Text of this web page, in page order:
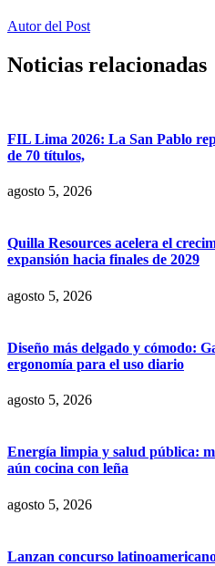
Autor del Post
Noticias relacionadas
FIL Lima 2026: La San Pablo
de 70 títulos,
agosto 5, 2026
Quilla Resources acelera el
expansión hacia finales de 2029
agosto 5, 2026
Diseño más delgado y cómodo:
ergonomía para el uso diario
agosto 5, 2026
Energía limpia y salud pública:
aún cocina con leña
agosto 5, 2026
Lanzan concurso